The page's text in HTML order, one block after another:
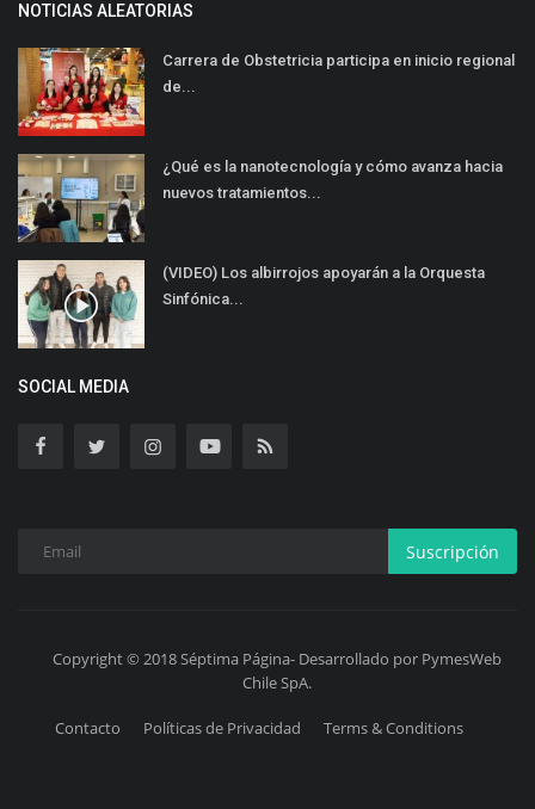
NOTICIAS ALEATORIAS
Carrera de Obstetricia participa en inicio regional
de...
¿Qué es la nanotecnología y cómo avanza hacia
nuevos tratamientos...
(VIDEO) Los albirrojos apoyarán a la Orquesta
Sinfónica...
SOCIAL MEDIA
Suscripción
Copyright © 2018 Séptima Página- Desarrollado por PymesWeb
Chile SpA.
Contacto Políticas de Privacidad Terms & Conditions